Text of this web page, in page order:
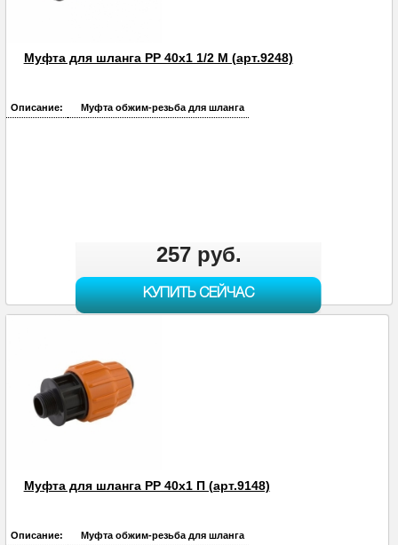
Муфта для шланга PP 40х1 1/2 M (арт.9248)
Описание: Муфта обжим-резьба для шланга
257 руб.
КУПИТЬ СЕЙЧАС
Муфта для шланга PP 40х1 П (арт.9148)
Описание: Муфта обжим-резьба для шланга